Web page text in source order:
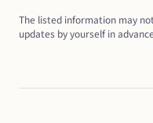
The listed information may
updates by yourself in